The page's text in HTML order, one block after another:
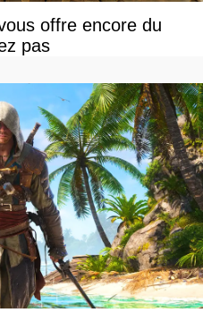
offre encore du
pas